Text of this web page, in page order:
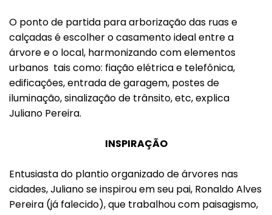
O ponto de partida para arborização das ruas e
calçadas é escolher o casamento ideal entre a
árvore e o local, harmonizando com elementos
urbanos tais como: fiação elétrica e telefônica,
edificações, entrada de garagem, postes de
iluminação, sinalização de trânsito, etc, explica
Juliano Pereira.
INSPIRAÇÃO
Entusiasta do plantio organizado de árvores nas
cidades, Juliano se inspirou em seu pai, Ronaldo Alves
Pereira (já falecido), que trabalhou com paisagismo,